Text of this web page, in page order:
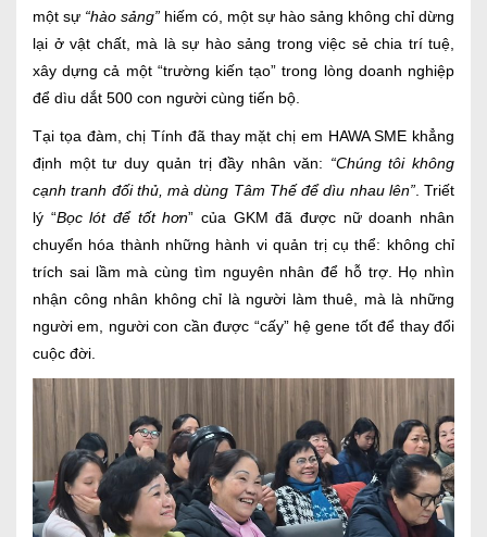
một sự “hào sảng” hiếm có, một sự hào sảng không chỉ dừng
lại ở vật chất, mà là sự hào sảng trong việc sẻ chia trí tuệ,
xây dựng cả một “trường kiến tạo” trong lòng doanh nghiệp
để dìu dắt 500 con người cùng tiến bộ.
Tại tọa đàm, chị Tính đã thay mặt chị em HAWA SME khẳng
định một tư duy quản trị đầy nhân văn: “Chúng tôi không
cạnh tranh đối thủ, mà dùng Tâm Thế để dìu nhau lên”. Triết
lý “Bọc lót để tốt hơn” của GKM đã được nữ doanh nhân
chuyển hóa thành những hành vi quản trị cụ thể: không chỉ
trích sai lầm mà cùng tìm nguyên nhân để hỗ trợ. Họ nhìn
nhận công nhân không chỉ là người làm thuê, mà là những
người em, người con cần được “cấy” hệ gene tốt để thay đổi
cuộc đời.